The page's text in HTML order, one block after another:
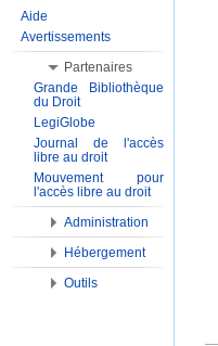
Aide
Avertissements
Partenaires
Grande Bibliothèque
du Droit
LegiGlobe
Journal de l'accès
libre au droit
Mouvement pour
l'accès libre au droit
Administration
Hébergement
Outils